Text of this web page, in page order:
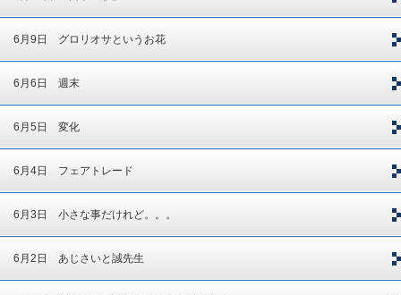
6月9日 グロリオサというお花
6月6日 週末
6月5日 変化
6月4日 フェアトレード
6月3日 小さな事だけれど。。。
6月2日 あじさいと誠先生